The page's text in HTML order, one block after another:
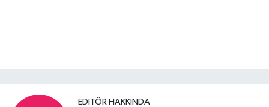
EDITÖR HAKKINDA